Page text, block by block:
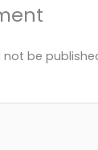
not be